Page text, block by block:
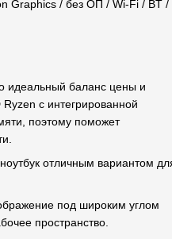
Graphics / без ОП / Wi-Fi / BT /
идеальный баланс цены и
с интегрированной
поэтому поможет
отличным вариантом
под широким углом
пространство.